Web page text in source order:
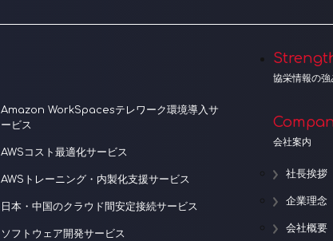
Amazon WorkSpacesテレワーク環境導入サ
ービス
AWSコスト最適化サービス
AWSトレーニング・内製化支援サービス
日本・中国のクラウド間安定接続サービス
ソフトウェア開発サービス
協栄情報の強
会社案内
社長挨拶
企業理念
会社概要